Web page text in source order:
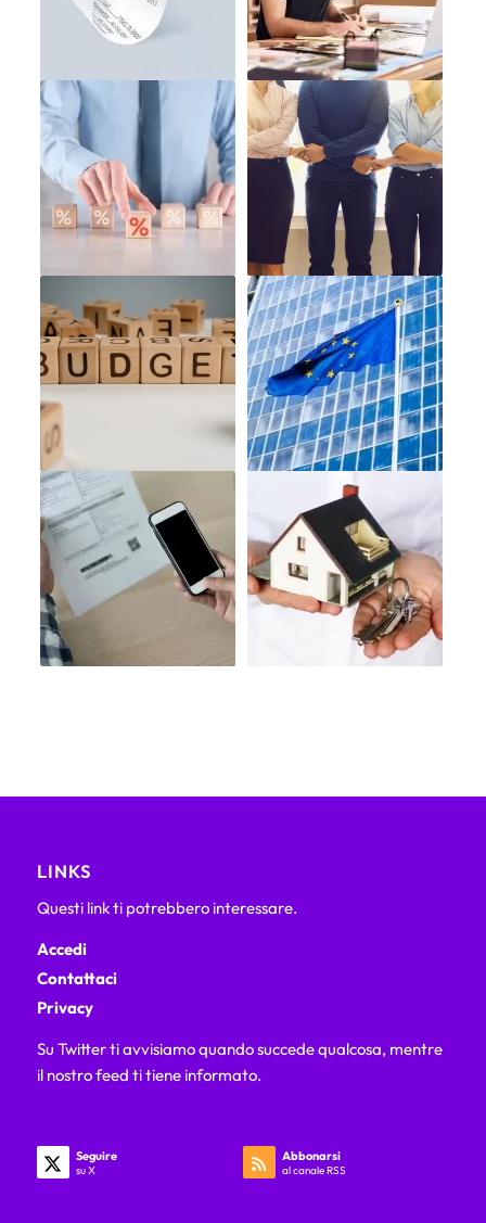
LINKS
Questi link ti potrebbero interessare.
Accedi
Contattaci
Privacy
Su Twitter ti avvisiamo quando succede qualcosa, mentre
il nostro feed ti tiene informato.
Seguire
su X
Abbonarsi
al canale RSS